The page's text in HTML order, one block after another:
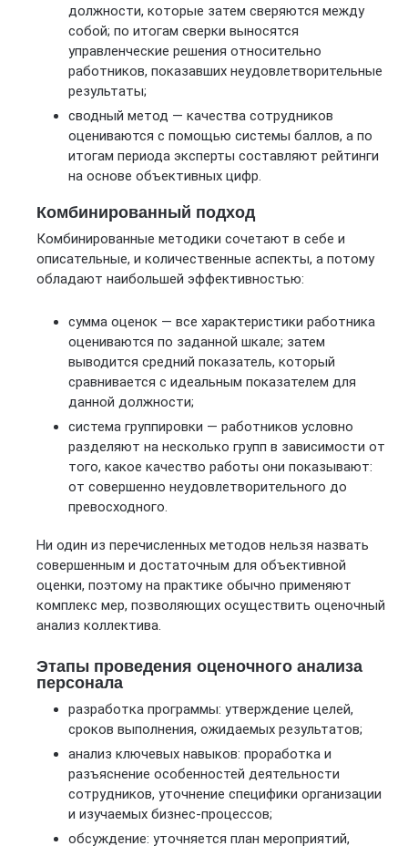
должности, которые затем сверяются между
собой; по итогам сверки выносятся
управленческие решения относительно
работников, показавших неудовлетворительные
результаты;
сводный метод — качества сотрудников
оцениваются с помощью системы баллов, а по
итогам периода эксперты составляют рейтинги
на основе объективных цифр.
Комбинированный подход
Комбинированные методики сочетают в себе и
описательные, и количественные аспекты, а потому
обладают наибольшей эффективностью:
сумма оценок — все характеристики работника
оцениваются по заданной шкале; затем
выводится средний показатель, который
сравнивается с идеальным показателем для
данной должности;
система группировки — работников условно
разделяют на несколько групп в зависимости от
того, какое качество работы они показывают:
от совершенно неудовлетворительного до
превосходного.
Ни один из перечисленных методов нельзя назвать
совершенным и достаточным для объективной
оценки, поэтому на практике обычно применяют
комплекс мер, позволяющих осуществить оценочный
анализ коллектива.
Этапы проведения оценочного анализа
персонала
разработка программы: утверждение целей,
сроков выполнения, ожидаемых результатов;
анализ ключевых навыков: проработка и
разъяснение особенностей деятельности
сотрудников, уточнение специфики организации
и изучаемых бизнес-процессов;
обсуждение: уточняется план мероприятий,